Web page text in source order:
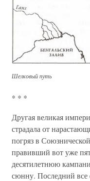
Шелковый путь
* * *
Другая великая
страдала от
погряз в
правивший вот уже
десятилетнюю
сюнну. Последний все